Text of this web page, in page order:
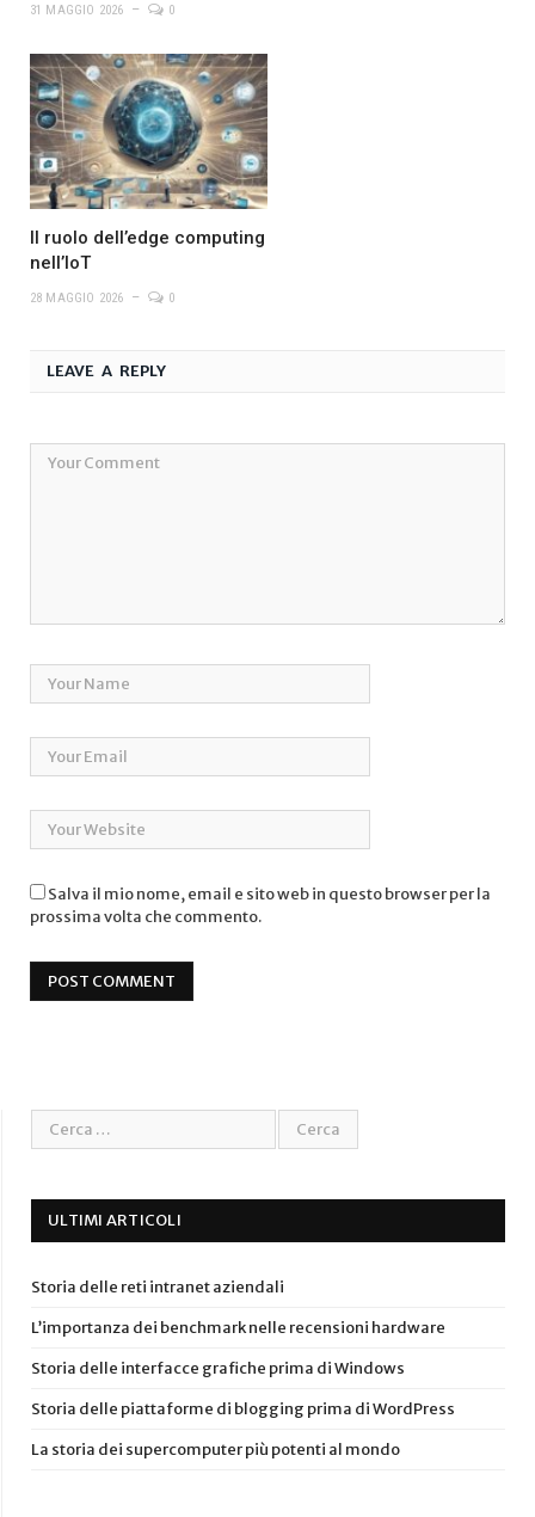
31 MAGGIO 2026 0
Il ruolo dell’edge computing
nell’IoT
28 MAGGIO 2026 0
LEAVE A REPLY
Salva il mio nome, email e sito web in questo browser per la
prossima volta che commento.
ULTIMI ARTICOLI
Storia delle reti intranet aziendali
L’importanza dei benchmark nelle recensioni hardware
Storia delle interfacce grafiche prima di Windows
Storia delle piattaforme di blogging prima di WordPress
La storia dei supercomputer più potenti al mondo